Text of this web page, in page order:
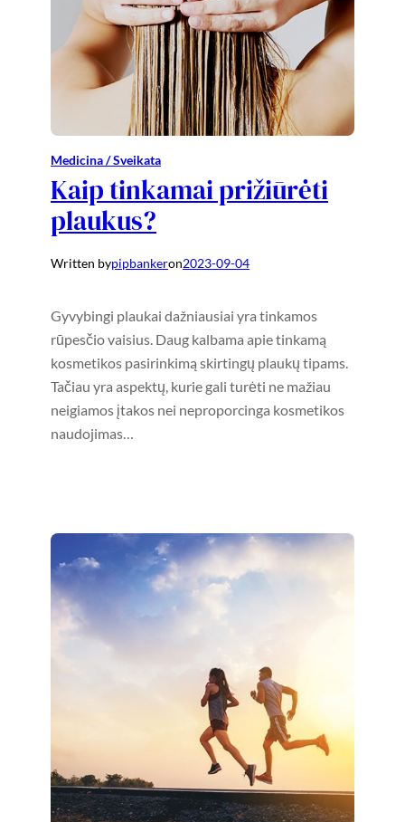
Medicina / Sveikata
Kaip tinkamai prižiūrėti
plaukus?
Written bypipbankeron2023-09-04
Gyvybingi plaukai dažniausiai yra tinkamos
rūpesčio vaisius. Daug kalbama apie tinkamą
kosmetikos pasirinkimą skirtingų plaukų tipams.
Tačiau yra aspektų, kurie gali turėti ne mažiau
neigiamos įtakos nei neproporcinga kosmetikos
naudojimas…